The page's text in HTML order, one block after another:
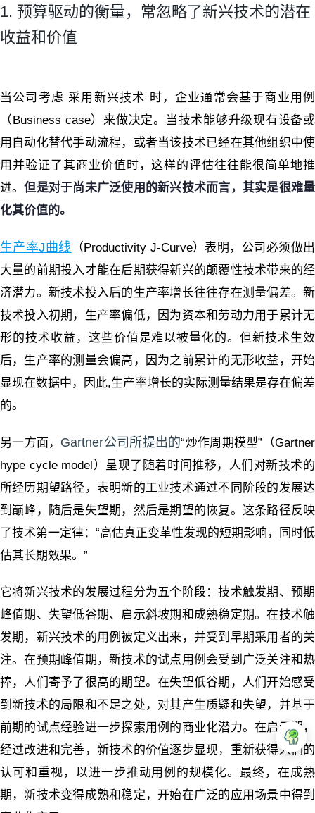
1. 预算驱动的衡量，常忽略了新兴技术的潜在
收益和价值
当公司考虑 采用新兴技术 时，企业通常会基于商业用例
（Business case）来做决定。当技术能够升级现有设备或
用自动化替代手动流程，或者当该技术已经在其他组织中使
用并验证了其商业价值时，这样的评估往往能很简单地推
进。但是对于尚未广泛使用的新兴技术而言，其实是很难量
化其价值的。
生产率J曲线 （Productivity J-Curve）表明，公司必须做出
大量的前期投入才能在后期获得新兴的颠覆性技术带来的经
济潜力。新技术投入后的生产率增长往往存在测量偏差。新
技术投入初期，生产率偏低，因为资本和劳动力用于累计无
形的技术收益，这些价值是难以被量化的。但新技术生效
后，生产率的测量会偏高，因为之前累计的无形收益，开始
显现在数据中，因此,生产率增长的实际测量结果是存在偏差
的。
另一方面， Gartner公司所提出的“炒作周期模型”（Gartner
hype cycle model ）呈现了随着时间推移，人们对新技术的
所经历期望路径，表明新的工业技术通过不同阶段的发展达
到巅峰，随后是失望期，然后是期望的恢复。这条路径反映
了技术第一定律：“高估真正变革性发现的短期影响，同时低
估其长期效果。”
它将新兴技术的发展过程分为五个阶段：技术触发期、预期
峰值期、失望低谷期、启示斜坡期和成熟稳定期。在技术触
发期，新兴技术的用例被定义出来，并受到早期采用者的关
注。在预期峰值期，新技术的试点用例会受到广泛关注和热
捧，人们寄予了很高的期望。在失望低谷期，人们开始感受
到新技术的局限和不足之处，对其产生质疑和失望，并基于
前期的试点经验进一步探索用例的商业化潜力。在启示期，
经过改进和完善，新技术的价值逐步显现，重新获得人们的
认可和重视，以进一步推动用例的规模化。最终，在成熟
期，新技术变得成熟和稳定，开始在广泛的应用场景中得到